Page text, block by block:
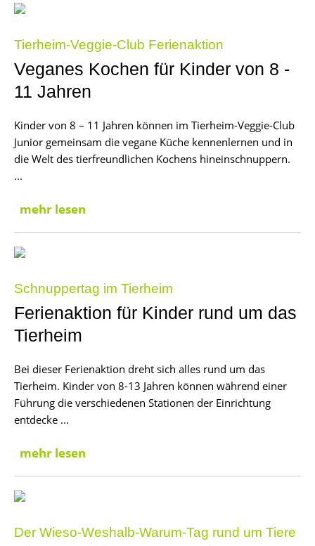
Tierheim-Veggie-Club Ferienaktion
Veganes Kochen für Kinder von 8 -
11 Jahren
Kinder von 8 – 11 Jahren können im Tierheim-Veggie-Club
Junior gemeinsam die vegane Küche kennenlernen und in
die Welt des tierfreundlichen Kochens hineinschnuppern.
...
mehr lesen
Schnuppertag im Tierheim
Ferienaktion für Kinder rund um das
Tierheim
Bei dieser Ferienaktion dreht sich alles rund um das
Tierheim. Kinder von 8-13 Jahren können während einer
Führung die verschiedenen Stationen der Einrichtung
entdecke ...
mehr lesen
Der Wieso-Weshalb-Warum-Tag rund um Tiere